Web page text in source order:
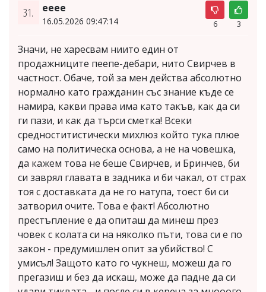
31. eeee
16.05.2026 09:47:14 6 3
Значи, не харесвам ниито един от
продажниците пеепе-дебари, нито Свирчев в
частност. Обаче, той за мен действа абсолютно
нормално като гражданин със знание къде се
намира, какви права има като такъв, как да си
ги пази, и как да търси сметка! Всеки
средноститистически михлюз който тука плюе
само на политическа основа, а не на човешка,
да кажем това не беше Свирчев, и Бринчев, би
си заврял главата в задника и би чакал, от страх
тоя с доставката да не го натупа, тоест би си
затворил очите. Това е факт! Абсолютно
престъпление е да опиташ да минеш през
човек с колата си на няколко пъти, това си е по
закон - предумишлен опит за убийство! С
умисъл! Защото като го чукнеш, можеш да го
прегазиш и без да искаш, може да падне да си